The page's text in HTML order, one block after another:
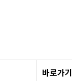
바로가기